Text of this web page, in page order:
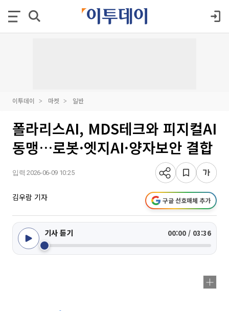
이투데이 마켓 일반
폴라리스AI, MDS테크와 피지컬AI
동맹…로봇·엣지AI·양자보안 결합
입력 2026-06-09 10:25
김우람 기자 구글 선호매체 추가
기사 듣기 00:00 / 03:36